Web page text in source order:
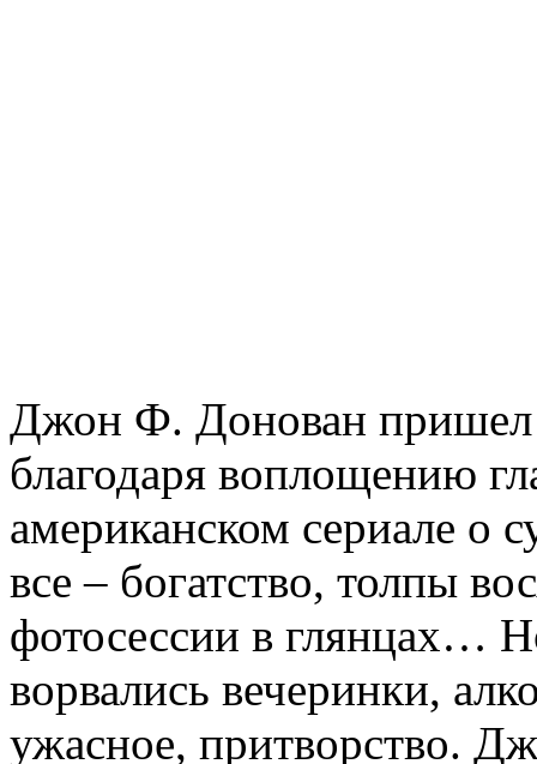
Джон Ф. Донован пришел
благодаря воплощению
американском сериале о
все – богатство, толпы
фотосессии в глянцах…
ворвались вечеринки,
ужасное, притворство.